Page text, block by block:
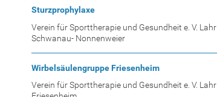
Sturzprophylaxe
Verein für Sporttherapie und Gesundheit e. V. Lahr
Schwanau- Nonnenweier
Wirbelsäulengruppe Friesenheim
Verein für Sporttherapie und Gesundheit e. V. Lahr